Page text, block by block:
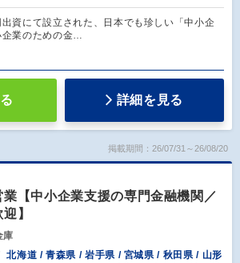
資にて設立された、日本でも珍しい「中小企
業のための金…
詳細を見る
掲載期間：26/07/31～26/08/20
【中小企業支援の専門金融機関／
】
庫
北海道 / 青森県 / 岩手県 / 宮城県 / 秋田県 / 山形